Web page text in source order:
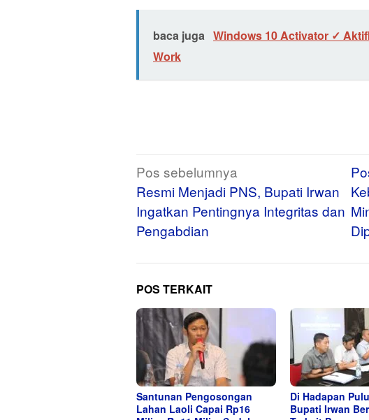
baca juga Windows 10 Activator ✓
Work
Navigasi
pos
Pos sebelumnya
Resmi Menjadi PNS, Bupati Irwan
Ingatkan Pentingnya Integritas dan
Pengabdian
POS TERKAIT
Santunan Pengosongan
Lahan Laoli Capai Rp16
Di Hadapan
Bupati Irwan